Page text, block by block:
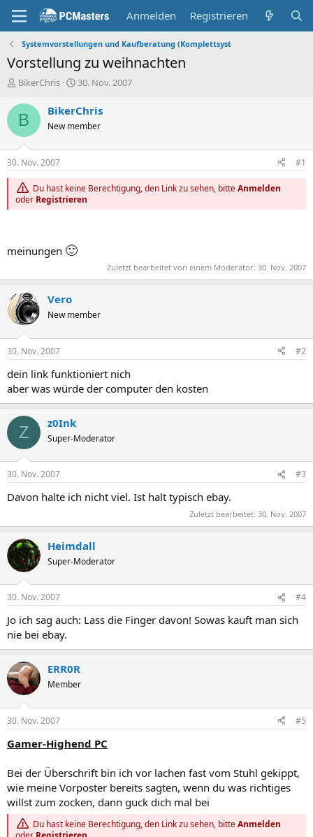
Anmelden Registrieren
Systemvorstellungen und Kaufberatung (Komplettsyst
Vorstellung zu weihnachten
E
s
e
r
BikerChris
E
s
e
t
a
m
30. Nov. 2007
B BikerChris
New member
30. Nov. 2007 #1
Du hast keine Berechtigung, den Link zu sehen, bitteAnmelden
oder Registrieren
meinungen 🙂
Zuletzt bearbeitet von einem Moderator: 30. Nov. 2007
Vero
New member
30. Nov. 2007 #2
dein link funktioniert nich
aber was würde der computer den kosten
Z z0Ink
Super-Moderator
30. Nov. 2007 #3
Davon halte ich nicht viel. Ist halt typisch ebay.
Zuletzt bearbeitet: 30. Nov. 2007
Heimdall
Super-Moderator
30. Nov. 2007 #4
Jo ich sag auch: Lass die Finger davon! Sowas kauft man sich
nie bei ebay.
ERR0R
Member
30. Nov. 2007 #5
Gamer-Highend PC
Bei der Überschrift bin ich vor lachen fast vom Stuhl gekippt,
wie meine Vorposter bereits sagten, wenn du was richtiges
willst zum zocken, dann guck dich mal bei
Du hast keine Berechtigung, den Link zu sehen, bitteAnmelden